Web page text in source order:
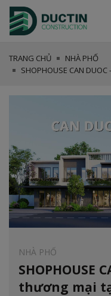
TRANG CHỦ
NHÀ PHỐ
SHOPHOUSE CAN
NHÀ PHỐ
SHOPHOUSE
thương mại